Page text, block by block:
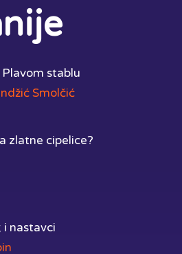
Plavom stablu
Smolčić
zlatne cipelice?
i nastavci